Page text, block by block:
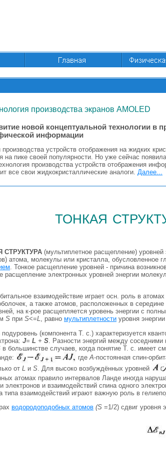
производства экранов AMOLED
новой концептуальной технологии в
информации
производства устройств отображения на жидких
на пике своей популярности. Но уже сейчас
производства устройств отображения
все свои жидкокристаллические аналоги. Далее...
тонкая
СТРУКТУРА (мультиплетное расщепление)
атома, молекулы или кристалла, обусловленное
. Тонкое расщепление уровней - причина
расщепление электронных уровней энергии
взаимодействие играет осн. роль в
а также атомов, расположенных в
на к-рое расщепляется уровень энергии с
S при S<=L, равно мультиплетности уровня
(компонента T. с.) характеризуется
J= L + S . Разности энергий между
в большинстве случаев, когда понятие T. с. имеет
где А-постоянная спин-
от L и S . Для высоко возбуждённых уровней
атомах правило интервалов Ланде иногда
электронов и взаимодействий спина одного
типа взаимодействий играют важную роль в
водородоподобных атомов (S =1/2) сдвиг уровня